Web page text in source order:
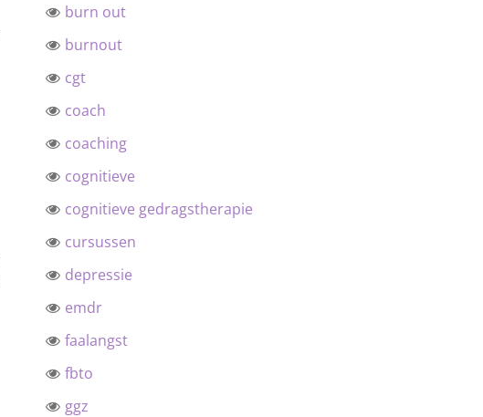
burn out
burnout
cgt
coach
coaching
cognitieve
cognitieve gedragstherapie
cursussen
depressie
emdr
faalangst
fbto
ggz